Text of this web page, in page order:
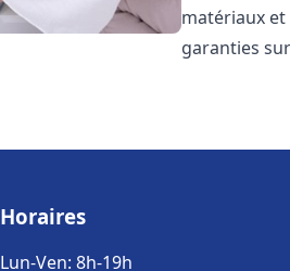
matériaux
garanties
Horaires
Lun-Ven: 8h-19h